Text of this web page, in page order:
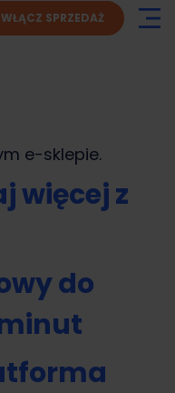
WŁĄCZ SPRZEDAŻ
e-sklepie.
więcej z
do